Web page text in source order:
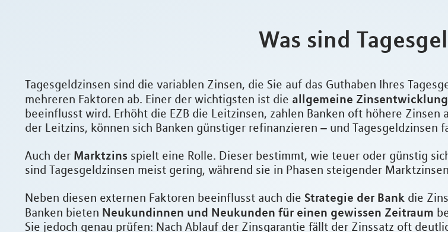
Was sind
Tagesgeldzinsen sind die variablen Zinsen, die Sie auf das Guthaben Ihres
mehreren Faktoren ab. Einer der wichtigsten ist die allgemeine
beeinflusst wird. Erhöht die EZB die Leitzinsen, zahlen Banken oft höhere
der Leitzins, können sich Banken günstiger refinanzieren – und Tagesgeldzinsen
Auch der Marktzins spielt eine Rolle. Dieser bestimmt, wie teuer oder günstig
sind Tagesgeldzinsen meist gering, während sie in Phasen steigender
Neben diesen externen Faktoren beeinflusst auch die Strategie der Bank die
Banken bieten Neukundinnen und Neukunden für einen gewissen Zeitraum
Sie jedoch genau prüfen: Nach Ablauf der Zinsgarantie fällt der Zinssatz oft